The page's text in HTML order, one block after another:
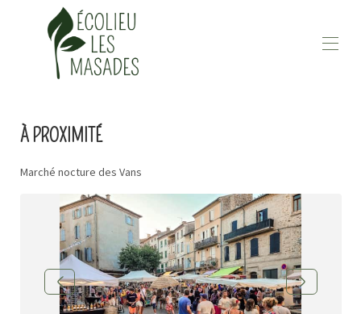
Nous rejoindre
À PROXIMITÉ
Marché nocture des Vans